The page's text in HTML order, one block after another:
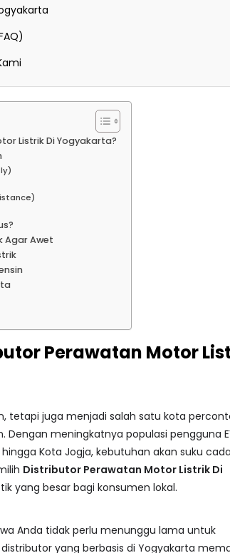
Listrik Di Yogyakarta?
Agar Awet
Perawatan Motor
tetapi juga menjadi salah satu kota
meningkatnya populasi pengguna
Kota Jogja, kebutuhan akan suku
Distributor Perawatan Motor Listrik Di
yang besar bagi konsumen lokal.
Anda tidak perlu menunggu lama untuk
yang berbasis di Yogyakarta